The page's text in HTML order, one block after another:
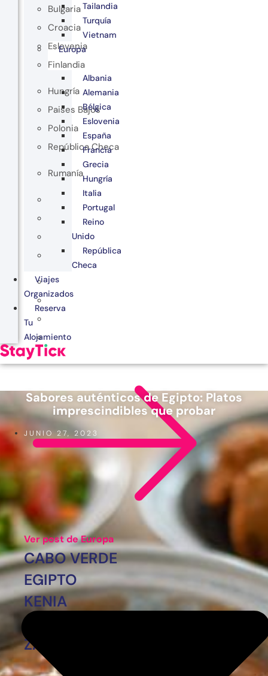
Bulgaria
Croacia
Eslovenia
Finlandia
Hungría
Paises Bajos
Polonia
República Checa
Rumanía
Ver post de Europa
CABO VERDE
EGIPTO
KENIA
MARRUECOS
ZANZÍBAR
Tailandia
Turquía
Vietnam
Europa
Albania
Alemania
Bélgica
Eslovenia
España
Francia
Grecia
Hungría
Italia
Portugal
Reino
Unido
República
Checa
Viajes
Organizados
Reserva
Tu
Alojamiento
Sabores auténticos de Egipto: Platos
imprescindibles que probar
JUNIO 27, 2023